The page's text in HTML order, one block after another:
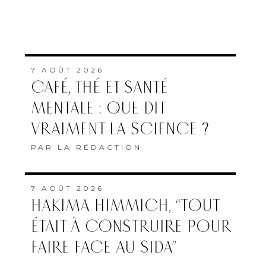
7 AOÛT 2026
CAFÉ, THÉ ET SANTÉ
MENTALE : QUE DIT
VRAIMENT LA SCIENCE ?
PAR LA RÉDACTION
7 AOÛT 2026
HAKIMA HIMMICH, “TOUT
ÉTAIT À CONSTRUIRE POUR
FAIRE FACE AU SIDA”